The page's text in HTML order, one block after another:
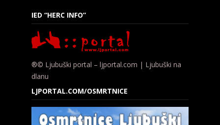
IED “HERC INFO”
®© Ljubuški portal – ljportal.com | Ljubuški na
dlanu
LJPORTAL.COM/OSMRTNICE